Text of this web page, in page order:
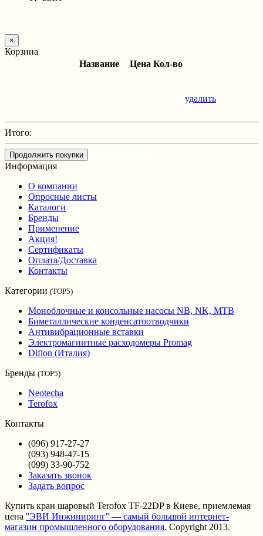
×
Корзина
Название
Цена Кол-во
удалить
Итого:
Продолжить покупки
Информация
О компании
Опросные листы
Каталоги
Бренды
Применение
Акция!
Сертификаты
Оплата/Доставка
Контакты
Категории (TOP5)
Моноблочные и консольные насосы NB, NK, MTB
Биметаллические конденсатоотводчики
Антивибрационные вставки
Электромагнитные расходомеры Promag
Diflon (Италия)
Бренды (TOP5)
Neotecha
Terofox
Контакты
(096) 917-27-27
(093) 948-47-15
(099) 33-90-752
Заказать звонок
Задать вопрос
Купить кран шаровый Terofox TF-22DP в Киеве, приемлемая
цена ''ЭВИ Инжиниринг'' — самый большой интернет-
магазин промышленного оборудования. Copyright 2013.